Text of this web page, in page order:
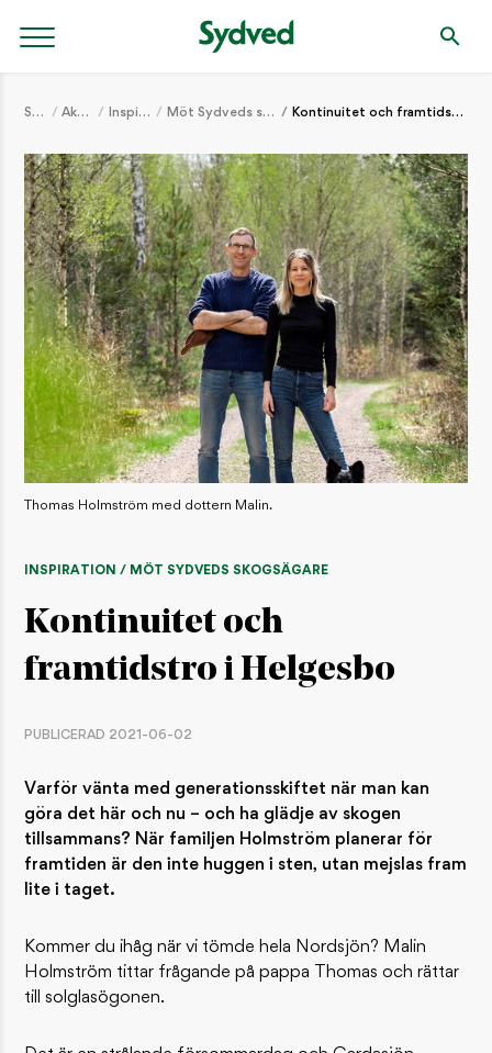
Start Aktuellt Inspiration Möt Sydveds skogsägare Kontinuitet och framtidstro i Helgesbo
Thomas Holmström med dottern Malin.
INSPIRATION / MÖT SYDVEDS SKOGSÄGARE
Kontinuitet och
framtidstro i Helgesbo
PUBLICERAD 2021-06-02
Varför vänta med generationsskiftet när man kan
göra det här och nu – och ha glädje av skogen
tillsammans? När familjen Holmström planerar för
framtiden är den inte huggen i sten, utan mejslas fram
lite i taget.
Kommer du ihåg när vi tömde hela Nordsjön? Malin
Holmström tittar frågande på pappa Thomas och rättar
till solglasögonen.